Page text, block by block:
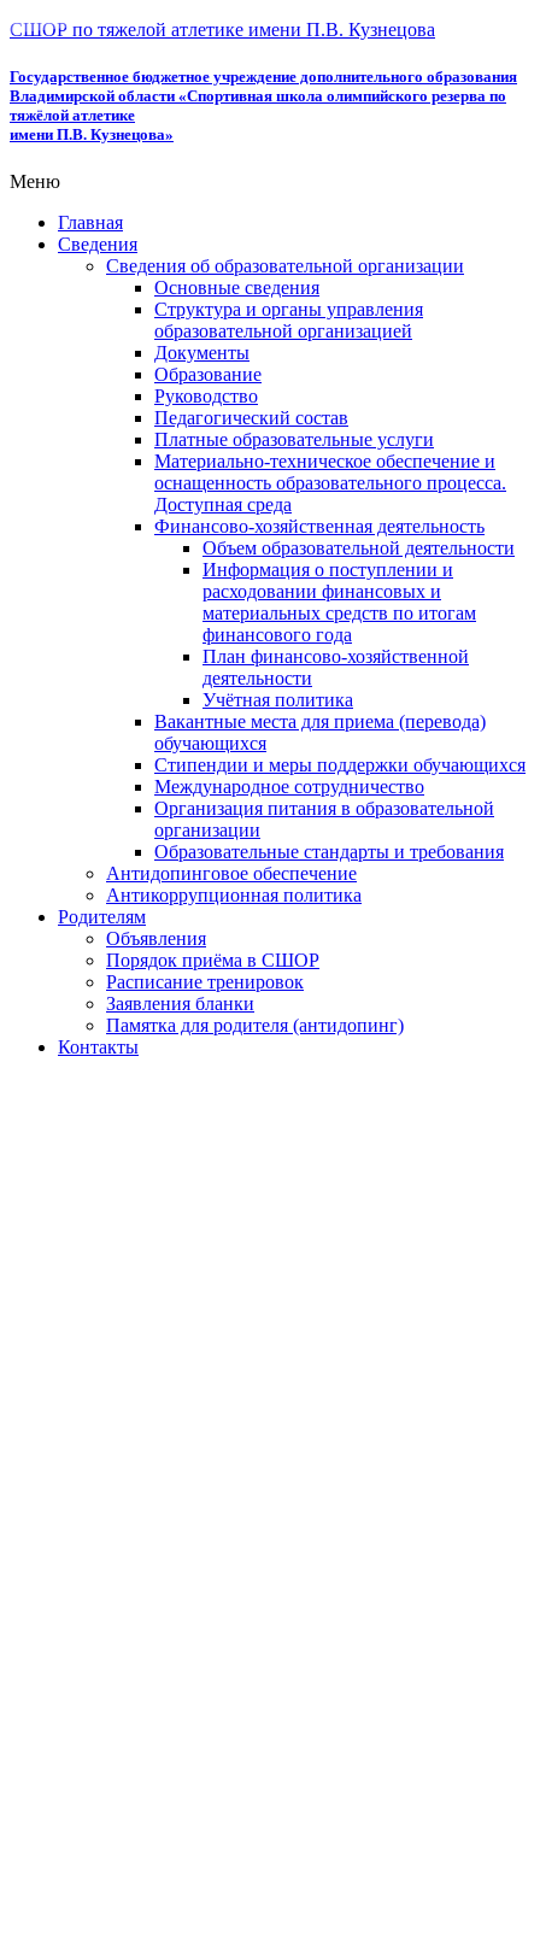
СШОР по тяжелой атлетике имени П.В. Кузнецова
Государственное бюджетное учреждение дополнительного образования
Владимирской области «Спортивная школа олимпийского резерва по
тяжёлой атлетике
имени П.В. Кузнецова»
Меню
Главная
Сведения
Сведения об образовательной организации
Основные сведения
Структура и органы управления
образовательной организацией
Документы
Образование
Руководство
Педагогический состав
Платные образовательные услуги
Материально-техническое обеспечение и
оснащенность образовательного процесса.
Доступная среда
Финансово-хозяйственная деятельность
Объем образовательной деятельности
Информация о поступлении и
расходовании финансовых и
материальных средств по итогам
финансового года
План финансово-хозяйственной
деятельности
Учётная политика
Вакантные места для приема (перевода)
обучающихся
Стипендии и меры поддержки обучающихся
Международное сотрудничество
Организация питания в образовательной
организации
Образовательные стандарты и требования
Антидопинговое обеспечение
Антикоррупционная политика
Родителям
Объявления
Порядок приёма в СШОР
Расписание тренировок
Заявления бланки
Памятка для родителя (антидопинг)
Контакты